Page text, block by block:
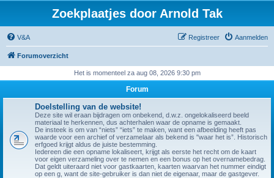
Zoekplaatjes door Arnold Tak
V&A Aanmelden
Registreer
Forumoverzicht
Het is momenteel za aug 08, 2026 9:30 pm
Forum
Doelstelling van de website!
Deze site wil eraan bijdragen om onbekend, d.w.z. ongelokaliseerd beeld
materiaal te herkennen, dus achterhalen waar de opname is gemaakt.
De insteek is om van “niets” “iets” te maken, want een afbeelding heeft pas
waarde voor een archief of verzamelaar als bekend is "waar het is”. Historisch
erfgoed krijgt aldus de juiste bestemming.
Iedereen die een opname lokaliseert, krijgt als eerste het recht om de kaart
voor eigen verzameling over te nemen en een bonus op het overnamebedrag.
Dat geldt uiteraard niet voor gastkaarten, kaarten waarvan het nummer eindigt
op een g, want de site-gebruiker is dan niet de eigenaar, maar de gastgever.